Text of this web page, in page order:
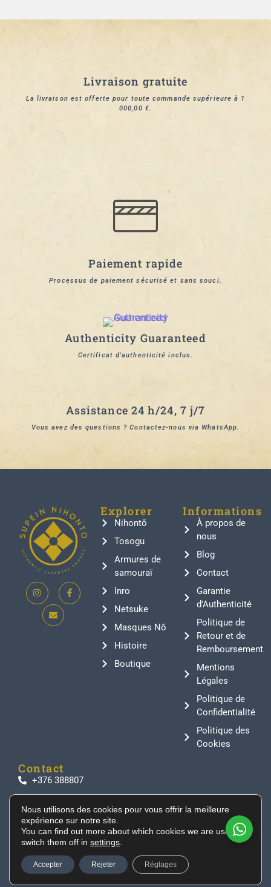
Livraison gratuite
La livraison est offerte pour toute commande supérieure à 1
000,00 €.
Paiement rapide
Processus de paiement sécurisé et sans souci.
Authenticity Guaranteed
Certificat d'authenticité inclus.
Assistance 24 h/24, 7 j/7
Vous avez des questions ? Contactez-nous via WhatsApp.
Explorer
Nihontō
Tosogu
Armures de
samouraï
Inro
Netsuke
Masques Nō
Histoire
Boutique
Informations
À propos de
nous
Blog
Contact
Garantie
d'Authenticité
Politique de
Retour et de
Remboursement
Mentions
Légales
Politique de
Confidentialité
Politique des
Cookies
Contact
+376 388807
Residencial Les Moles, Canillo AD100, Andorra
Des sabres japonais authentiques, des armures de
samouraï et des objets historiques directement
importés du Japon pour les collectionneurs et les
passionnés du monde entier.
Nous utilisons des cookies pour vous offrir la meilleure
expérience sur notre site.
You can find out more about which cookies we are using or
switch them off in settings
Accepter Rejeter Réglages